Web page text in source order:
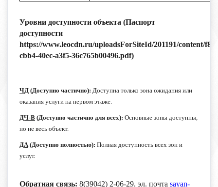
Уровни доступности объекта (Паспорт
доступности
https://www.leocdn.ru/uploadsForSiteId/201191/content/
cbb4-40ec-a3f5-36c765b00496.pdf)
ЧД (Доступно частично): Доступна только зона ожидания или
оказания услуги на первом этаже.
ДЧ-В (Доступно частично для всех): Основные зоны доступны,
но не весь объект.
ДА(Доступно полностью): Полная доступность всех зон и
услуг.
Обратная связь: 8(39042) 2-06-29, эл. почта sayan-